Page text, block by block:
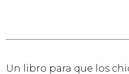
Un libro para que los